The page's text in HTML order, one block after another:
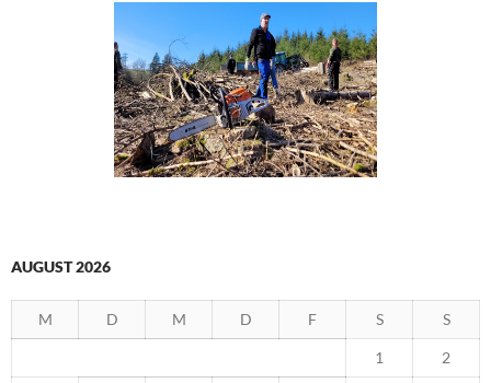
AUGUST 2026
M D M D F S S
1 2